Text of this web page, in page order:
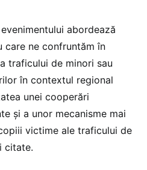
abordează
care ne confruntăm în
traficului de minori sau
în contextul regional
unei cooperări
și a unor mecanisme mai
victime ale traficului de
citate.